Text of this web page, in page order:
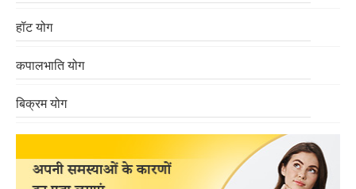
हॉट योग
कपालभाति योग
बिक्रम योग
कुंडलिनी चक्र